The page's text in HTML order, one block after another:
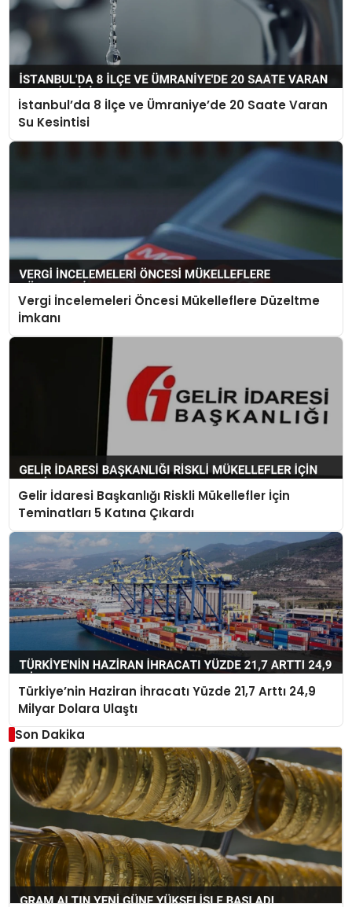
İstanbul’da 8 İlçe ve Ümraniye’de 20 Saate Varan
Su Kesintisi
Vergi İncelemeleri Öncesi Mükelleflere Düzeltme
İmkanı
Gelir İdaresi Başkanlığı Riskli Mükellefler İçin
Teminatları 5 Katına Çıkardı
Türkiye’nin Haziran İhracatı Yüzde 21,7 Arttı 24,9
Milyar Dolara Ulaştı
Son Dakika